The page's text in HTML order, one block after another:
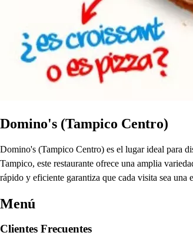
Domino's (Tampico Centro)
Domino's (Tampico Centro) es el lugar ideal para
Tampico, este restaurante ofrece una amplia
rápido y eficiente garantiza que cada visita sea una
Menú
Clientes Frecuentes